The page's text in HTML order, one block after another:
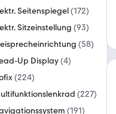
Seitenspiegel(172)
Sitzeinstellung (93)
(58)
Up Display(4)
(224)
(227)
(191)